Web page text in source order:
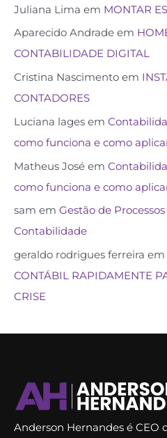
Juliana Lima em MONTAR
Aparecido Andrade em
CONTABILIDADE DIGITAL
Cristina Nascimento em
CONTADORES
Luciana lages em
como funciona e como
Matheus José em
como funciona e como
sam em Gestão de
Contabilidade
geraldo rodrigues ferreira em
CONTÁBIL RAPIDAMENTE
CRISE
Anderson Hernandes é CEO